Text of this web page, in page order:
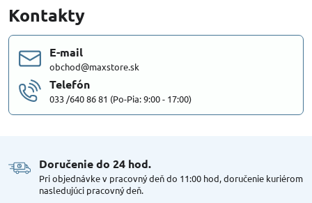
Kontakty
E-mail
obchod@maxstore.sk
Telefón
033 /640 86 81 (Po-Pia: 9:00 - 17:00)
Doručenie do 24 hod​.
Pri objednávke v pracovný deň do 11:00 hod, doručenie kuriérom
nasledujúci pracovný deň.